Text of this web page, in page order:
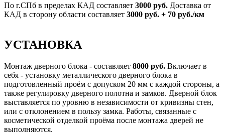
По г.СПб в пределах КАД составляет 3000 руб. Доставка от
КАД в сторону области составляет 3000 руб. + 70 руб./км
УСТАНОВКА
Монтаж дверного блока - составляет 8000 руб. Включает в
себя - установку металлического дверного блока в
подготовленный проём с допуском 20 мм с каждой стороны, а
также регулировку дверного полотна и замков. Дверной блок
выставляется по уровню в независимости от кривизны стен,
или с отклонением в пользу замка. Работы, связанные с
косметической отделкой проёма после монтажа дверей не
выполняются.